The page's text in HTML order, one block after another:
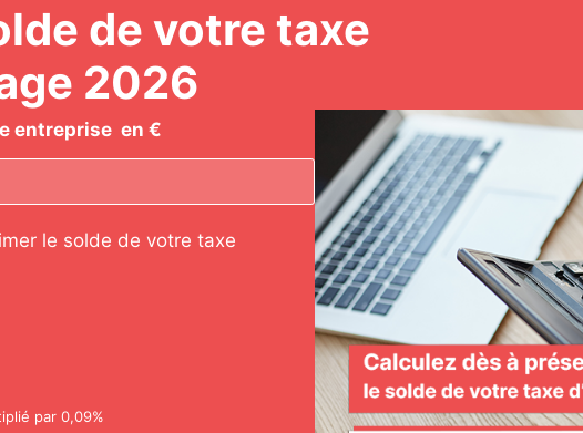
de votre taxe
2026
entreprise en €
le solde de votre taxe
par 0,09%